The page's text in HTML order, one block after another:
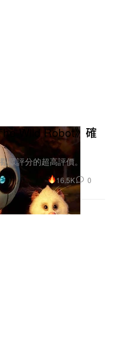
Wild Robot》確
眾評分的超高評價。
16.5K 0